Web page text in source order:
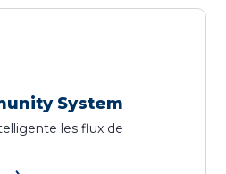
System
les flux de